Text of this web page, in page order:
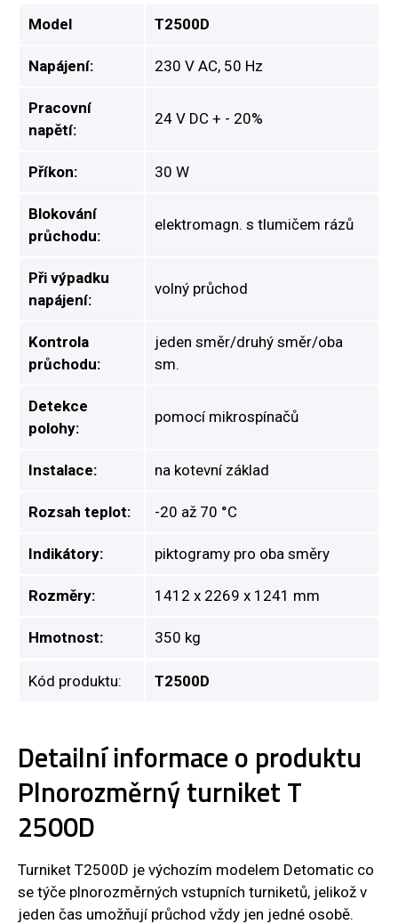
Model T2500D
Napájení: 230 V AC, 50 Hz
Pracovní
napětí:
24 V DC + - 20%
Příkon: 30 W
Blokování
průchodu:
elektromagn. s tlumičem rázů
Při výpadku
napájení:
volný průchod
Kontrola
průchodu:
jeden směr/druhý směr/oba
sm.
Detekce
polohy:
pomocí mikrospínačů
Instalace: na kotevní základ
Rozsah teplot: -20 až 70 °C
Indikátory: piktogramy pro oba směry
Rozměry: 1412 x 2269 x 1241 mm
Hmotnost: 350 kg
Kód produktu: T2500D
Detailní informace o produktu
Plnorozměrný turniket T
2500D
Turniket T2500D je výchozím modelem Detomatic co
se týče plnorozměrných vstupních turniketů, jelikož v
jeden čas umožňují průchod vždy jen jedné osobě.